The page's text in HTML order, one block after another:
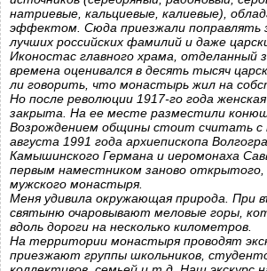
натриевые, кальциевые, калиевые),
эффектом. Сюда приезжали поправлять
лучших российских фамилий и даже
Иконостас главного храма, отделанный
времена оценивался в десять тысяч
ли говорить, что монастырь жил на
Но после революции 1917-го года
закрыта. На ее месте разместили
Возрождением общины стоит считать с
августа 1991 года архиепископа
Камышинского Германа и иеромонаха
первым наместником заново
мужского монастыря.
Меня удивила окружающая природа. При
святыню очаровывают меловые горы,
вдоль дороги на несколько километров.
На территории монастыря проводят
приезжают группы школьников,